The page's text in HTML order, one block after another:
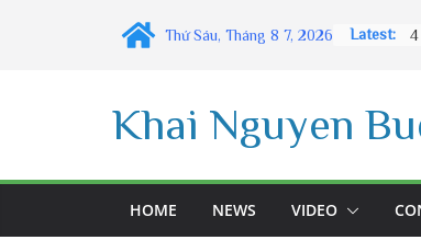
Thứ Sáu, Tháng 8 7, 2026 Latest:
Khai Nguyen
HOME NEWS VIDEO